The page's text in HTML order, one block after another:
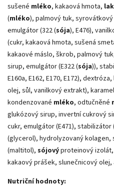
sušené mléko, kakaová hmota,
(mléko), palmový tuk,
emulgátor (322 (sója), E476),
(cukr, kakaová hmota, sušená
kakaové máslo, škrob, palmový
sirup, emulgátor (E322 (sója)),
E160a, E162, E170, E172),
olej, sůl, vanilkový extrakt),
kondenzované mléko, odtučněné
glukózový sirup, invertní cukrový
cukr, emulgátor (E471), stabilizátor
(glycerol), hydrolyzovaný kolagen,
(maltitol), sójovýproteinový
kakaový prášek, slunečnicový olej,
Nutriční hodnoty: